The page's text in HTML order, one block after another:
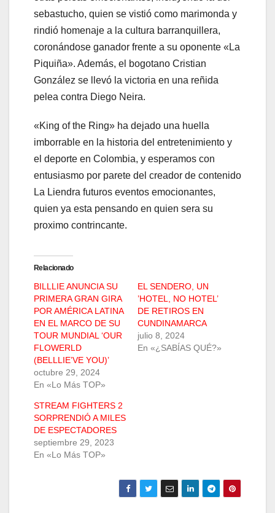
sebastucho, quien se vistió como marimonda y
rindió homenaje a la cultura barranquillera,
coronándose ganador frente a su oponente «La
Piquiña». Además, el bogotano Cristian
González se llevó la victoria en una reñida
pelea contra Diego Neira.
«King of the Ring» ha dejado una huella
imborrable en la historia del entretenimiento y
el deporte en Colombia, y esperamos con
entusiasmo por parete del creador de contenido
La Liendra futuros eventos emocionantes,
quien ya esta pensando en quien sera su
proximo contrincante.
Relacionado
BILLLIE ANUNCIA SU
PRIMERA GRAN GIRA
POR AMÉRICA LATINA
EN EL MARCO DE SU
TOUR MUNDIAL ‘OUR
FLOWERLD
(BELLLIE’VE YOU)’
octubre 29, 2024
En «Lo Más TOP»
EL SENDERO, UN
’HOTEL, NO HOTEL’
DE RETIROS EN
CUNDINAMARCA
julio 8, 2024
En «¿SABÍAS QUÉ?»
STREAM FIGHTERS 2
SORPRENDIÓ A MILES
DE ESPECTADORES
septiembre 29, 2023
En «Lo Más TOP»